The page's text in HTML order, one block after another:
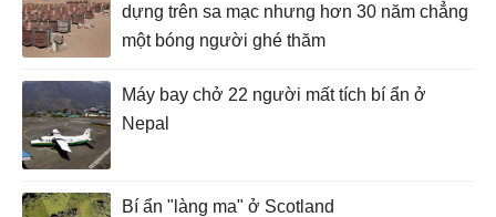
dựng trên sa mạc nhưng hơn 30 năm chẳng
một bóng người ghé thăm
Máy bay chở 22 người mất tích bí ẩn ở
Nepal
Bí ẩn "làng ma" ở Scotland